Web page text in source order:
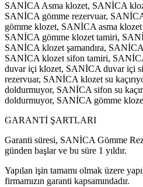
SANİCA Asma klozet, SANİCA
SANİCA gömme rezervuar,
gömme klozet, SANİCA asma
SANİCA gömme klozet tamiri,
SANİCA klozet şamandıra,
SANİCA klozet sifon tamiri,
duvar içi klozet, SANİCA duvar içi
rezervuar, SANİCA klozet su
doldurmuyor, SANİCA sifon su
doldurmuyor, SANİCA gömme
GARANTİ ŞARTLARI
Garanti süresi, SANİCA Gömme
günden başlar ve bu süre 1 yıldır.
Yapılan işin tamamı olmak üzere
firmamızın garanti kapsamındadır.